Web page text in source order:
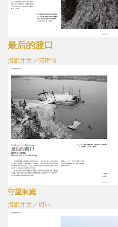
最后的渡口
摄影并文／郭建强
守望洞庭
摄影并文／周沛